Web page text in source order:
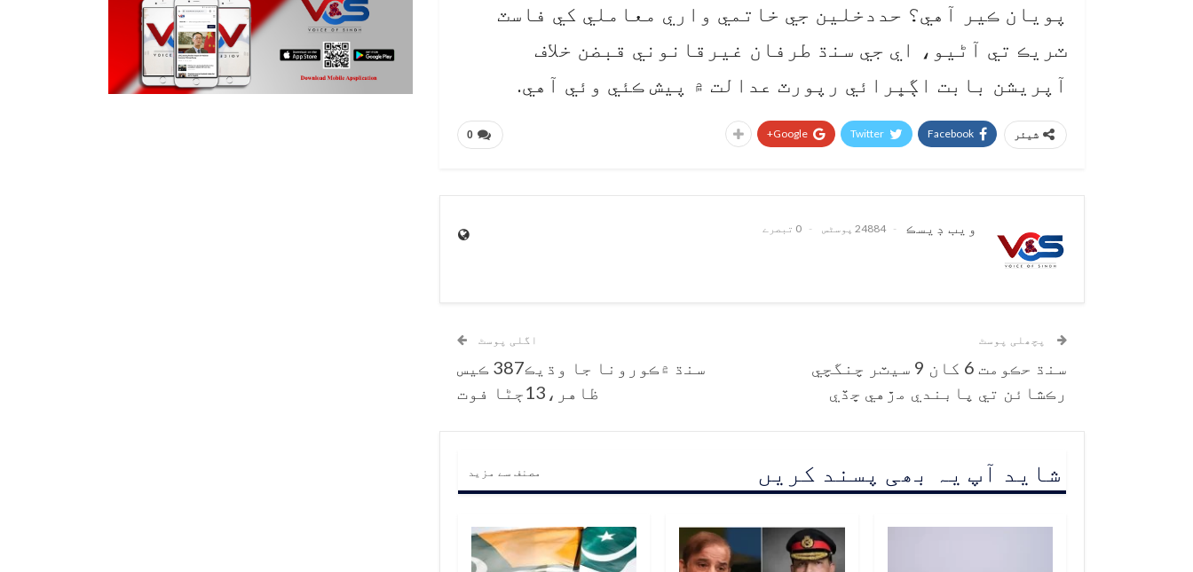
پويان ڪير آهي؟ حددخلين جي خاتمي واري معاملي کي فاسٽ
ٽريڪ تي آڻيو، اي جي سنڌ طرفان غيرقانوني قبضن خلاف
آپريشن بابت اڳڀرائي رپورٽ عدالت ۾ پيش ڪئي وئي آهي.
0 شیئر Facebook
Twitter
Google+
ويب ڊيسڪ 24884 پوسٹس 0 تبصرے
پچھلی پوسٹ
سنڌ حڪومت 6 کان 9 سيٽر چنگچي
رڪشائن تي پابندي مڙهي ڇڏي
اگلی پوسٹ
سنڌ ۾ڪورونا جا وڌيڪ387 ڪيس
ظاهر،13ڄڻا فوت
شاید آپ یہ بھی پسند کریں مصنف سے مزید